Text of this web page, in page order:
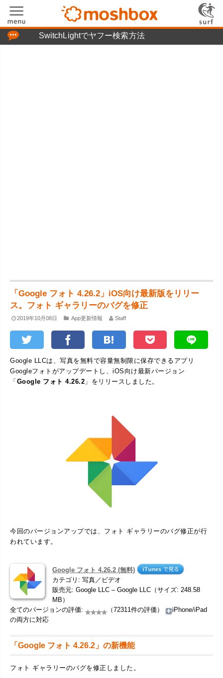
SwitchLightでヤフー検索方法
「Google フォト 4.26.2」iOS向け最新版をリリー
ス。フォト ギャラリーのバグを修正
2019年10月08日 App更新情報 Staff
Google LLCは、写真を無料で容量無制限に保存できるアプリ
Googleフォトがアップデートし、iOS向け最新バージョン
「Google フォト 4.26.2 」をリリースしました。
今回のバージョンアップでは、フォト ギャラリーのバグ修正が行
われています。
Google フォト 4.26.2 (無料)
カテゴリ: 写真／ビデオ
販売元: Google LLC – Google LLC（サイズ: 248.58
MB）
全てのバージョンの評価:
（72311件の評価）
iPhone/iPad
の両方に対応
「Google フォト 4.26.2」の新機能
フォト ギャラリーのバグを修正しました。
「つぶやき」の使い方